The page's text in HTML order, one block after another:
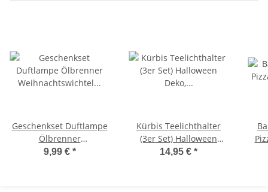
Geschenkset Duftlampe
Ölbrenner
Weihnachtswichtel mit
9,99 € *
Kürbis Teelichthalter
(3er Set) Halloween
Deko, Kürbis mit Glitzer,
14,95 € *